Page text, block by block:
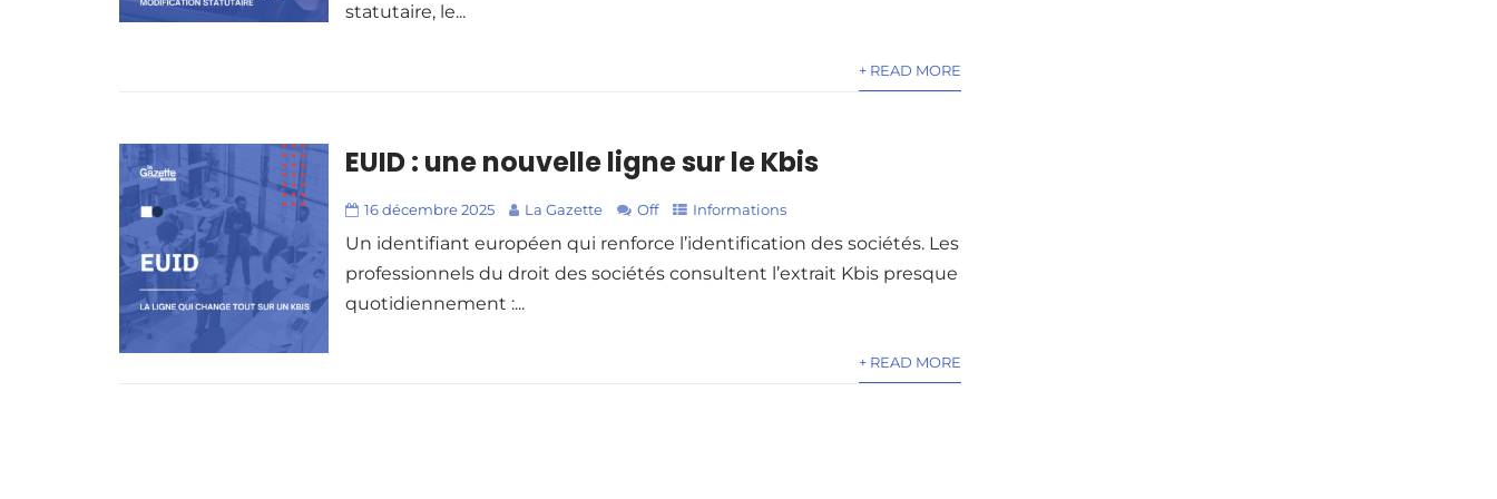
statutaire, le...
+ READ MORE
EUID : une nouvelle ligne sur le Kbis
16 décembre 2025 La Gazette Off Informations
Un identifiant européen qui renforce l’identification des sociétés. Les
professionnels du droit des sociétés consultent l’extrait Kbis presque
quotidiennement :...
+ READ MORE